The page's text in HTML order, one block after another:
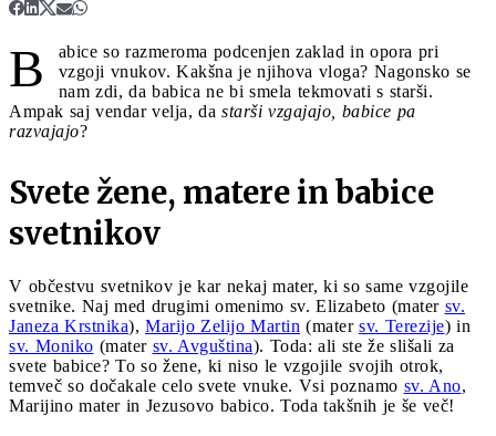
B
abice so razmeroma podcenjen zaklad in opora pri
vzgoji vnukov. Kakšna je njihova vloga? Nagonsko se
nam zdi, da babica ne bi smela tekmovati s starši.
Ampak saj vendar velja, da starši vzgajajo, babice pa
razvajajo?
Svete žene, matere in babice
svetnikov
V občestvu svetnikov je kar nekaj mater, ki so same vzgojile
svetnike. Naj med drugimi omenimo sv. Elizabeto (mater sv.
Janeza Krstnika), Marijo Zelijo Martin (mater sv. Terezije) in
sv. Moniko (mater sv. Avguština). Toda: ali ste že slišali za
svete babice? To so žene, ki niso le vzgojile svojih otrok,
temveč so dočakale celo svete vnuke. Vsi poznamo sv. Ano,
Marijino mater in Jezusovo babico. Toda takšnih je še več!